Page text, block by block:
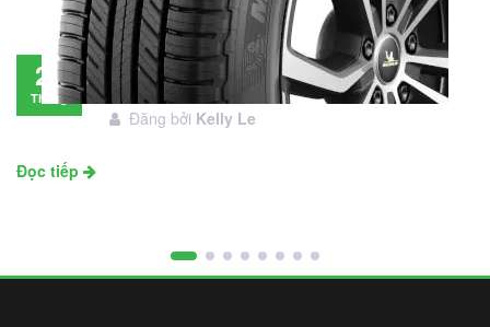
28
Tháng
Đánh giá lốp Michelin Primacy SUV: Đáng
đầu tư không?
Đăng bởi Kelly Le
Đọc tiếp